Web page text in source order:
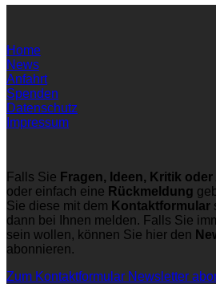
Home
News
Anfahrt
Spenden
Datenschutz
Impressum
Falls Sie Fragen, Ideen, Kritik
oder einfach eine Rückmeldung
Sie diese mit dem Kontaktformular
dann bei Ihnen melden. Falls Sie
sein wollen, können Sie hier den
abonnieren.
Zum Kontaktformular Newsletter